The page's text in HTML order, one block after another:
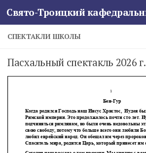
Skip to content
СПЕКТАКЛИ ШКОЛЫ
Пасхальный спектакль 2026 г.